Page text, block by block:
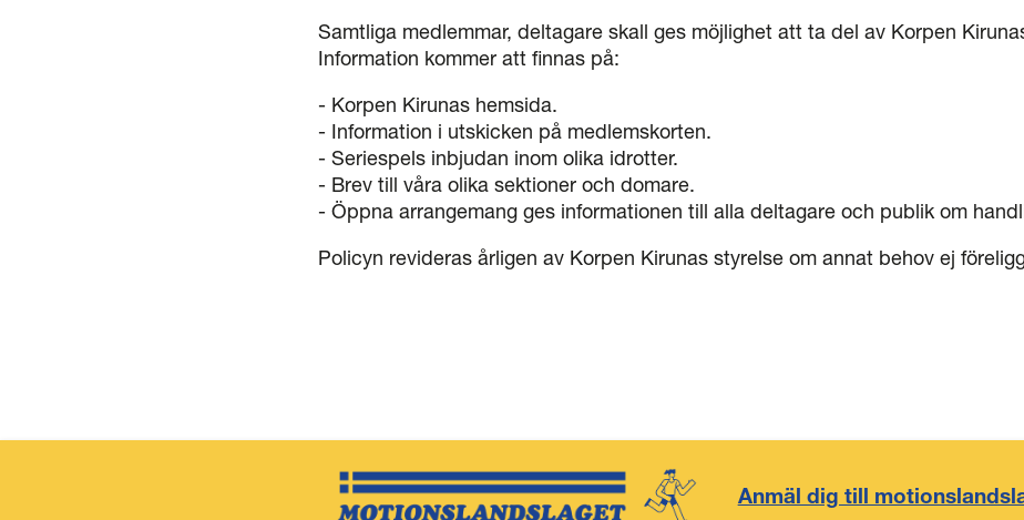
Samtliga medlemmar, deltagare skall ges möjlighet att ta del av Korpen
Information kommer att finnas på:
- Korpen Kirunas hemsida.
- Information i utskicken på medlemskorten.
- Seriespels inbjudan inom olika idrotter.
- Brev till våra olika sektioner och domare.
- Öppna arrangemang ges informationen till alla deltagare och publik om
Policyn revideras årligen av Korpen Kirunas styrelse om annat behov ej
Anmäl dig till